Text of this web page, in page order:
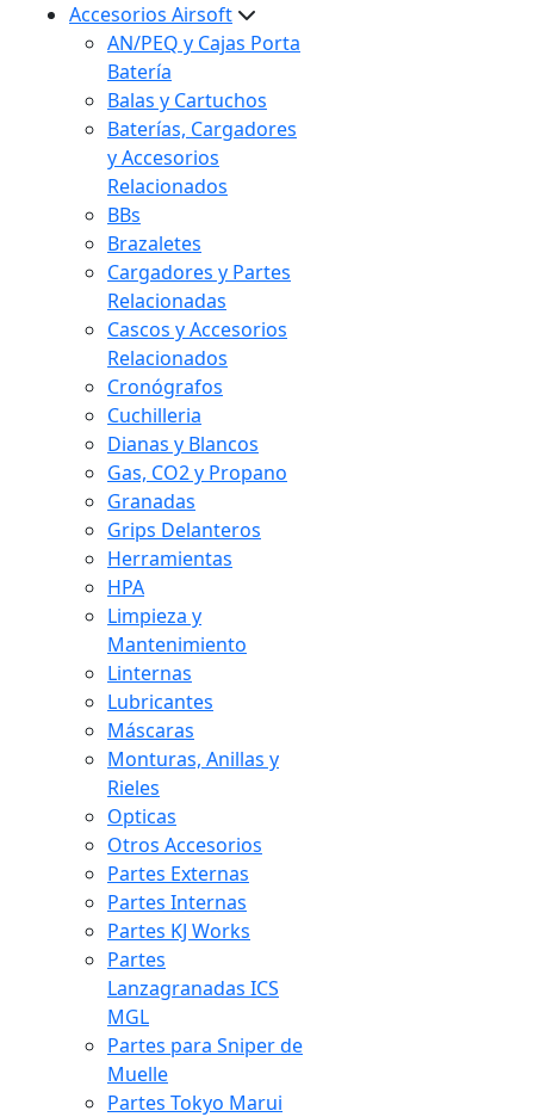
Accesorios Airsoft
AN/PEQ y Cajas Porta
Batería
Balas y Cartuchos
Baterías, Cargadores
y Accesorios
Relacionados
BBs
Brazaletes
Cargadores y Partes
Relacionadas
Cascos y Accesorios
Relacionados
Cronógrafos
Cuchilleria
Dianas y Blancos
Gas, CO2 y Propano
Granadas
Grips Delanteros
Herramientas
HPA
Limpieza y
Mantenimiento
Linternas
Lubricantes
Máscaras
Monturas, Anillas y
Rieles
Opticas
Otros Accesorios
Partes Externas
Partes Internas
Partes KJ Works
Partes
Lanzagranadas ICS
MGL
Partes para Sniper de
Muelle
Partes Tokyo Marui